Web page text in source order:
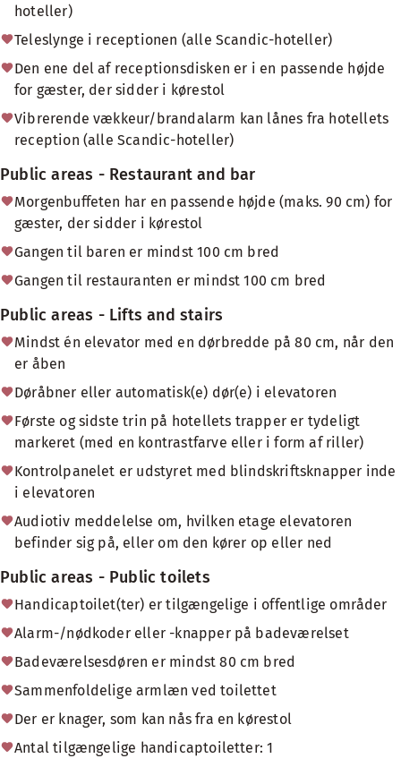
hoteller)
Teleslynge i receptionen (alle Scandic-hoteller)
Den ene del af receptionsdisken er i en passende højde
for gæster, der sidder i kørestol
Vibrerende vækkeur/brandalarm kan lånes fra hotellets
reception (alle Scandic-hoteller)
Public areas - Restaurant and bar
Morgenbuffeten har en passende højde (maks. 90 cm) for
gæster, der sidder i kørestol
Gangen til baren er mindst 100 cm bred
Gangen til restauranten er mindst 100 cm bred
Public areas - Lifts and stairs
Mindst én elevator med en dørbredde på 80 cm, når den
er åben
Døråbner eller automatisk(e) dør(e) i elevatoren
Første og sidste trin på hotellets trapper er tydeligt
markeret (med en kontrastfarve eller i form af riller)
Kontrolpanelet er udstyret med blindskriftsknapper inde
i elevatoren
Audiotiv meddelelse om, hvilken etage elevatoren
befinder sig på, eller om den kører op eller ned
Public areas - Public toilets
Handicaptoilet(ter) er tilgængelige i offentlige områder
Alarm-/nødkoder eller -knapper på badeværelset
Badeværelsesdøren er mindst 80 cm bred
Sammenfoldelige armlæn ved toilettet
Der er knager, som kan nås fra en kørestol
Antal tilgængelige handicaptoiletter: 1